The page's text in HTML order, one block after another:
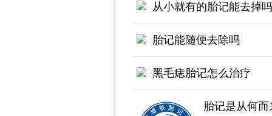
从小就有的胎记能去掉吗
胎记能随便去除吗
黑毛痣胎记怎么治疗
胎记是从何而